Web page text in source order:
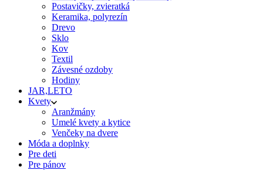
Postavičky, zvieratká
Keramika, polyrezín
Drevo
Sklo
Kov
Textil
Závesné ozdoby
Hodiny
JAR,LETO
Kvety
Aranžmány
Umelé kvety a kytice
Venčeky na dvere
Móda a doplnky
Pre deti
Pre pánov